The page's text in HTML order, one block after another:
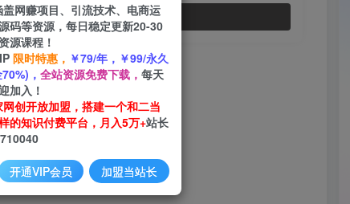
开通会员
收益随时可提现。
盖网赚项目、引流技术、电商运
码等资源，每日稳定更新20-30
源课程！
限时特惠， ￥79/年，￥99/永久
， 全站资源免费下载， 每天
加入！
创开放加盟，搭建一个和二当
的知识付费平台，月入5万+站长
开通VIP会员 加盟当站长